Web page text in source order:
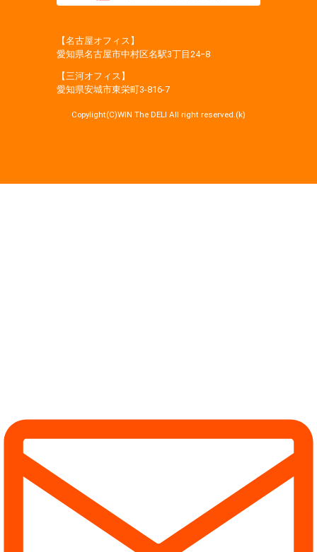
【名古屋オフィス】
愛知県名古屋市中村区名駅3丁目24−8
【三河オフィス】
愛知県安城市東栄町3‐816‐7
Copylight(C)WIN The DELI All right reserved.(k)